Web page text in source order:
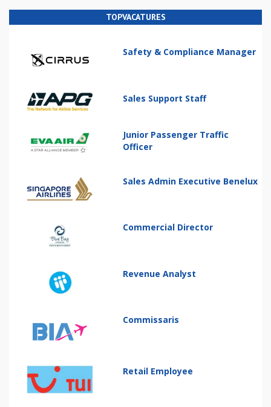
TOPVACATURES
Safety & Compliance Manager
Sales Support Staff
Junior Passenger Traffic
Officer
Sales Admin Executive Benelux
Commercial Director
Revenue Analyst
Commissaris
Retail Employee